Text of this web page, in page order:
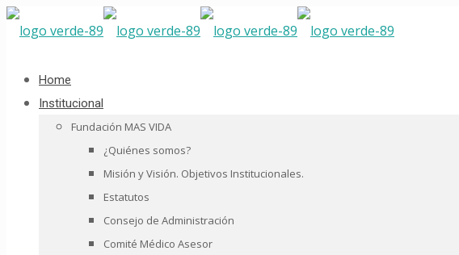
Home
Institucional
Fundación MAS VIDA
¿Quiénes somos?
Misión y Visión. Objetivos Institucionales.
Estatutos
Consejo de Administración
Comité Médico Asesor